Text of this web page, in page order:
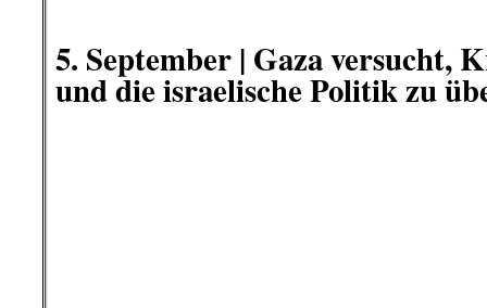
Konsorten kungeln!
Unsere Forderungen lauten: